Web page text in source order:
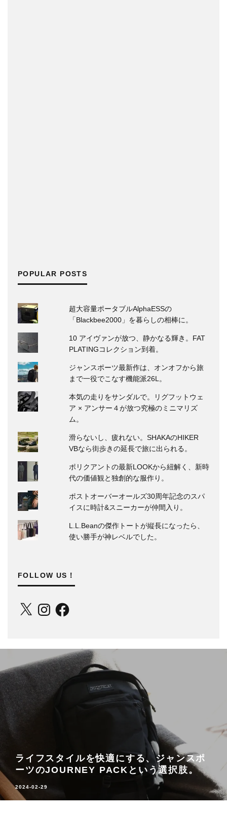
POPULAR POSTS
超大容量ポータブルAlphaESSの
「Blackbee2000」を暮らしの相棒に。
10 アイヴァンが放つ、静かなる輝き。FAT
PLATINGコレクション到着。
ジャンスポーツ最新作は、オンオフから旅
まで一役でこなす機能派26L。
本気の走りをサンダルで。リグフットウェ
ア × アンサー４が放つ究極のミニマリズ
ム。
滑らないし、疲れない。SHAKAのHIKER
VBなら街歩きの延長で旅に出られる。
ポリクアントの最新LOOKから紐解く、新時
代の価値観と独創的な服作り。
ポストオーバーオールズ30周年記念のスパ
イスに時計&スニーカーが仲間入り。
L.L.Beanの傑作トートが縦長になったら、
使い勝手が神レベルでした。
FOLLOW US！
X InstagramFacebook
ライフスタイルを快適にする、ジャンスポ
ーツのJOURNEY PACKという選択肢。
2024-02-29